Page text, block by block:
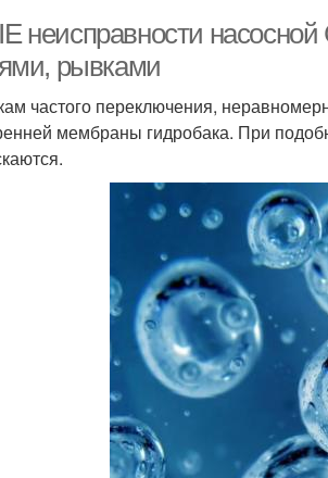
неисправности
рывками
частого переключения,
мембраны гидробака. При